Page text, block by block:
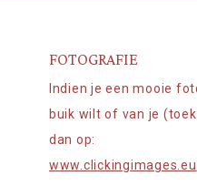
FOTOGRAFIE
Indien je een mooie
buik wilt of van je
dan op:
www.clickingimages.eu